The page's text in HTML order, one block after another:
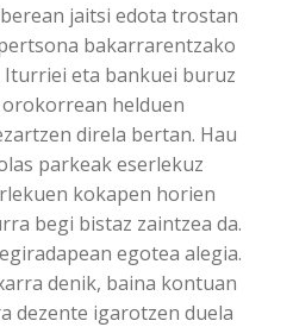
jaitsi edota trostan
bakarrarentzako
Iturriei eta bankuei buruz
helduen
direla bertan. Hau
parkeak eserlekuz
kokapen horien
begi bistaz zaintzea da.
egotea alegia.
denik, baina kontuan
dezente igarotzen duela